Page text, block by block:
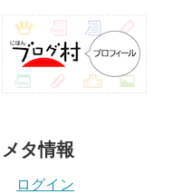
メタ情報
ログイン